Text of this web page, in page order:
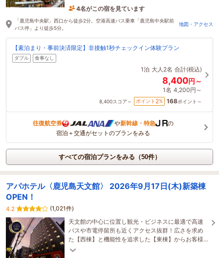
4名がこの宿を見ています
19分前に予約されました
「鹿児島中央駅」西口から徒歩2分。空港高速バス乗車「鹿児島中央駅前
バス停」より徒歩5分。
地図・アクセス
【素泊まり・事前決済限定】非接触1秒チェックイン体験プラン
ダブル 食事なし
1泊 大人2名 合計(税込)
8,400円～
1名 4,200円～
8,400スコア～ ポイント 2% 168ポイント～
往復航空券 や新幹線・特急
の
宿泊＋交通がセットのプランをみる
すべての宿泊プランをみる（50件）
アパホテル〈鹿児島天文館〉 2026年9月17日(木)新築棟
OPEN！
4.2
(1,021件)
天文館の中心に位置し観光・ビジネスに最適で高速
バスや市電停留所も近くアクセス抜群！広さを求め
た【西棟】と機能性を追求した【東棟】からお客様
のニーズにあった方をお選びいただけます！